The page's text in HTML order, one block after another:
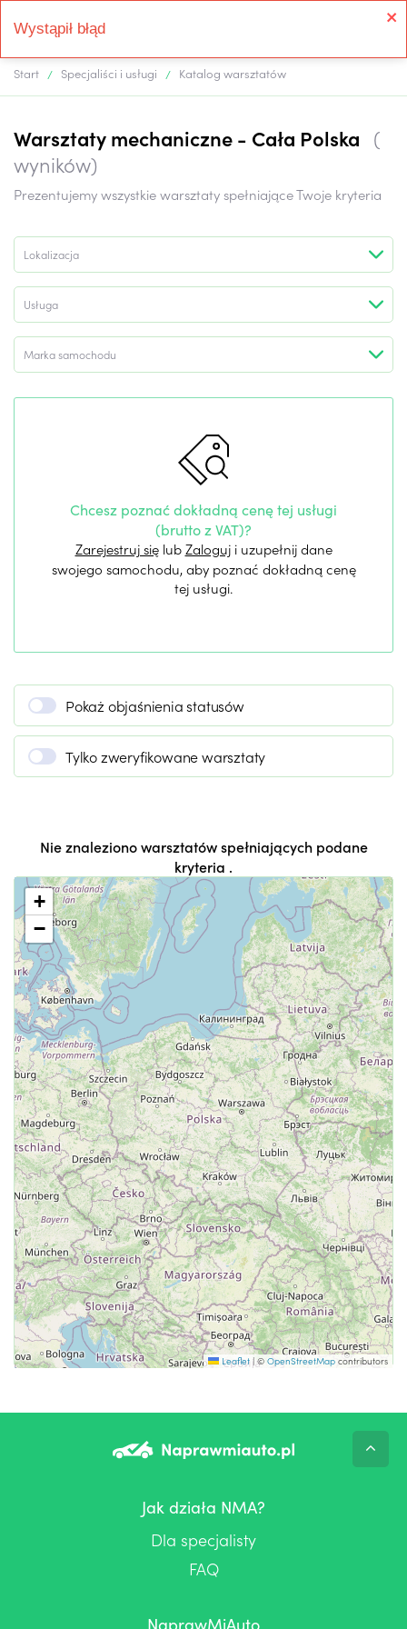
Wystąpił błąd
Start Specjaliści i usługi Katalog warsztatów
Warsztaty mechaniczne - Cała Polska (
wyników)
Prezentujemy wszystkie warsztaty spełniające Twoje kryteria
Lokalizacja
Usługa
Marka samochodu
Chcesz poznać dokładną cenę tej usługi
(brutto z VAT)?
Zarejestruj się lub Zaloguj i uzupełnij dane
swojego samochodu, aby poznać dokładną cenę
tej usługi.
Pokaż objaśnienia statusów
Tylko zweryfikowane warsztaty
Nie znaleziono warsztatów spełniających podane
kryteria .
+
−
Leaflet |© OpenStreetMap contributors
Jak działa NMA?
Dla specjalisty
FAQ
NaprawMiAuto